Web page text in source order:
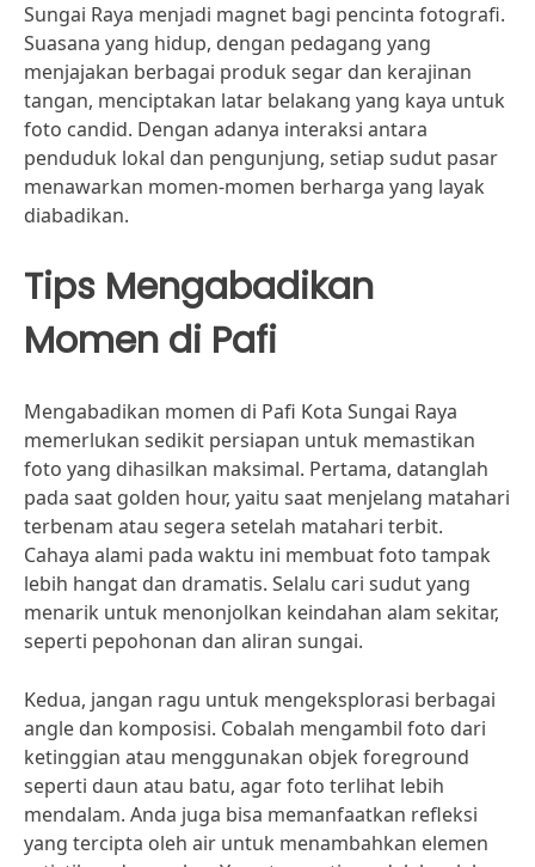
Sungai Raya menjadi magnet bagi pencinta fotografi.
Suasana yang hidup, dengan pedagang yang
menjajakan berbagai produk segar dan kerajinan
tangan, menciptakan latar belakang yang kaya untuk
foto candid. Dengan adanya interaksi antara
penduduk lokal dan pengunjung, setiap sudut pasar
menawarkan momen-momen berharga yang layak
diabadikan.
Tips Mengabadikan
Momen di Pafi
Mengabadikan momen di Pafi Kota Sungai Raya
memerlukan sedikit persiapan untuk memastikan
foto yang dihasilkan maksimal. Pertama, datanglah
pada saat golden hour, yaitu saat menjelang matahari
terbenam atau segera setelah matahari terbit.
Cahaya alami pada waktu ini membuat foto tampak
lebih hangat dan dramatis. Selalu cari sudut yang
menarik untuk menonjolkan keindahan alam sekitar,
seperti pepohonan dan aliran sungai.
Kedua, jangan ragu untuk mengeksplorasi berbagai
angle dan komposisi. Cobalah mengambil foto dari
ketinggian atau menggunakan objek foreground
seperti daun atau batu, agar foto terlihat lebih
mendalam. Anda juga bisa memanfaatkan refleksi
yang tercipta oleh air untuk menambahkan elemen